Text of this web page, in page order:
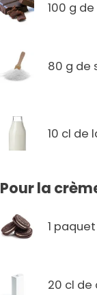
100 g
80 g de
10 cl de
Pour la
1
20 cl de